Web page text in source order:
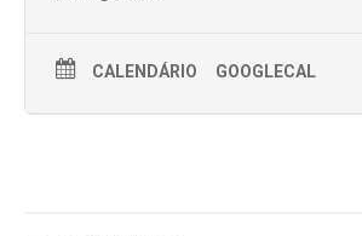
CALENDÁRIO GOOGLECAL